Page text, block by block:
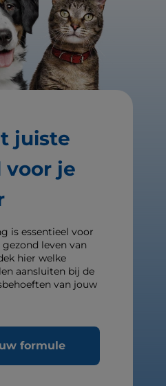
juiste
voor je
is essentieel voor
leven van
hier welke
aansluiten bij de
van jouw
formule